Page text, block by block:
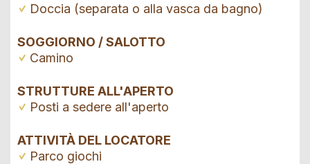
Doccia (separata o alla vasca da bagno)
SOGGIORNO / SALOTTO
Camino
STRUTTURE ALL'APERTO
Posti a sedere all'aperto
ATTIVITÀ DEL LOCATORE
Parco giochi